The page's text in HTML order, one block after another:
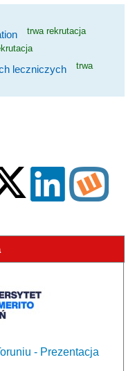
trwa rekrutacja
leczniczych
trwa
- Prezentacja